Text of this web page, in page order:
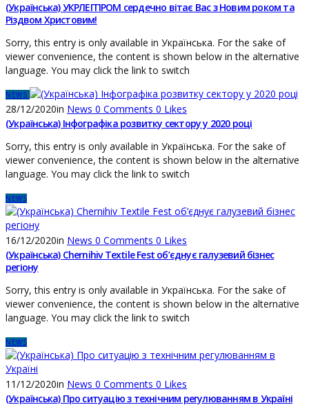
(Українська) УКРЛЕГПРОМ сердечно вітає Вас з Новим роком та
Різдвом Христовим!
Sorry, this entry is only available in Українська. For the sake of
viewer convenience, the content is shown below in the alternative
language. You may click the link to switch
NEWS
28/12/2020in News 0 Comments 0 Likes
(Українська) Інфографіка розвитку сектору у 2020 році
Sorry, this entry is only available in Українська. For the sake of
viewer convenience, the content is shown below in the alternative
language. You may click the link to switch
NEWS
16/12/2020in News 0 Comments 0 Likes
(Українська) Chernihiv Textile Fest об’єднує галузевий бізнес
регіону
Sorry, this entry is only available in Українська. For the sake of
viewer convenience, the content is shown below in the alternative
language. You may click the link to switch
NEWS
11/12/2020in News 0 Comments 0 Likes
(Українська) Про ситуацію з технічним регулюванням в Україні